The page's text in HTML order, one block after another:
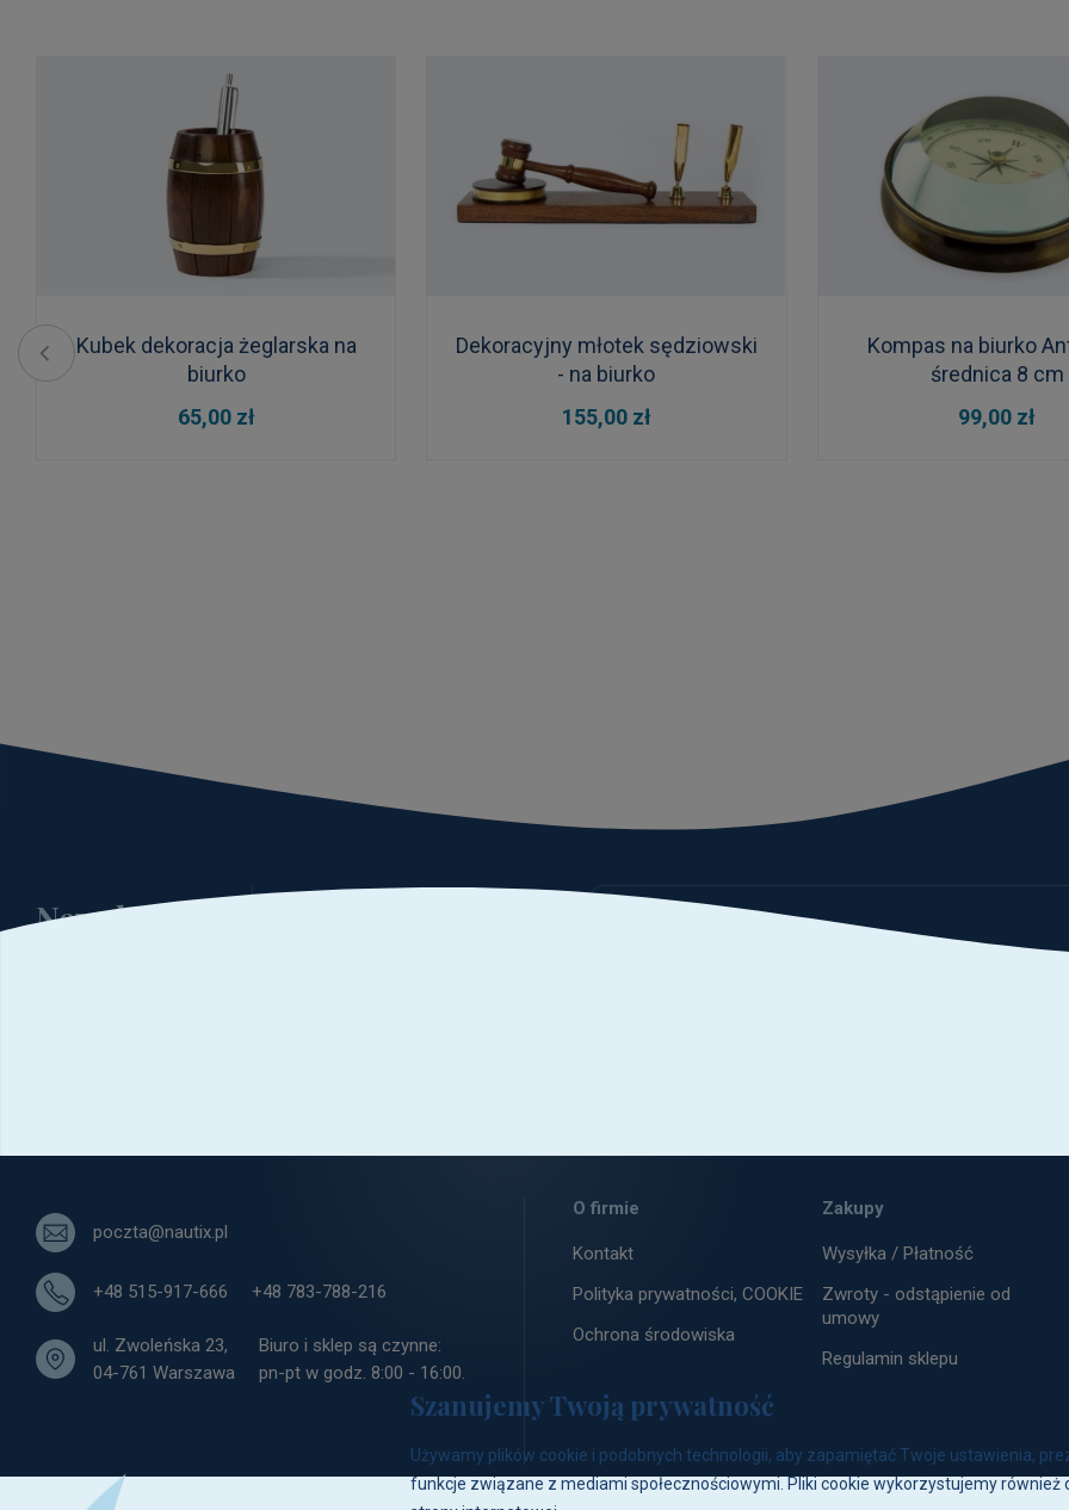
Kubek dekoracja żeglarska na
biurko
65,00 zł
DO KOSZYKA
Dekoracyjny młotek sędziowski
- na biurko
155,00 zł
DO KOSZYKA
Kompas na biurko
średnica 8 cm
99,00 zł
DO KOSZYKA
Newsletter
poczta@nautix.pl
+48 515-917-666 +48 783-788-216
ul. Zwoleńska 23,
04-761 Warszawa
Biuro i sklep są czynne:
pn-pt w godz. 8:00 - 16:00.
O firmie
Kontakt
Polityka prywatności, COOKIE
Ochrona środowiska
Zakupy
Wysyłka / Płatność
Zwroty - odstąpienie od
umowy
Regulamin sklepu
Szanujemy Twoją prywatność
Używamy plików cookie i podobnych technologii, aby zapamiętać Twoje ustawienia,
funkcje związane z mediami społecznościowymi. Pliki cookie wykorzystujemy